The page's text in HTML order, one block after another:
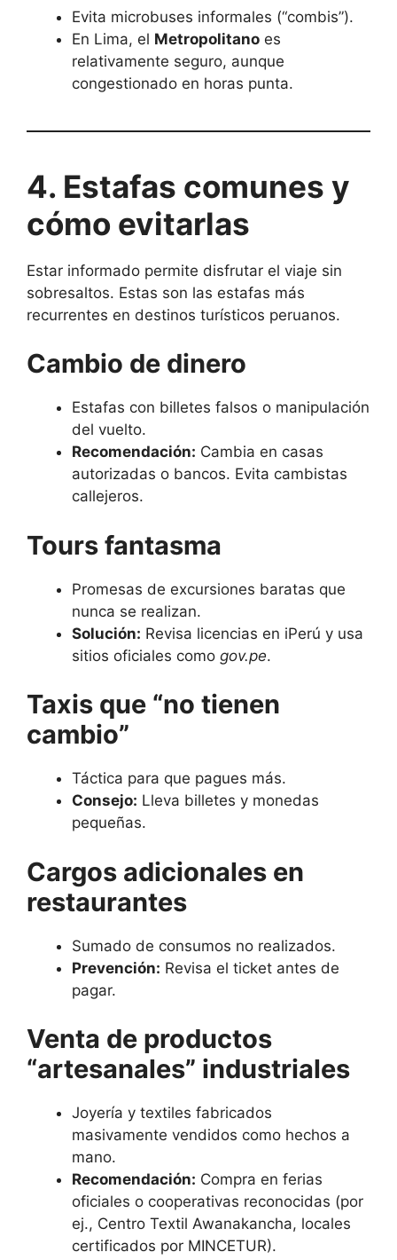
Evita microbuses informales (“combis”).
En Lima, el Metropolitano es
relativamente seguro, aunque
congestionado en horas punta.
4. Estafas comunes y
cómo evitarlas
Estar informado permite disfrutar el viaje sin
sobresaltos. Estas son las estafas más
recurrentes en destinos turísticos peruanos.
Cambio de dinero
Estafas con billetes falsos o manipulación
del vuelto.
Recomendación: Cambia en casas
autorizadas o bancos. Evita cambistas
callejeros.
Tours fantasma
Promesas de excursiones baratas que
nunca se realizan.
Solución: Revisa licencias en iPerú y usa
sitios oficiales como gov.pe.
Taxis que “no tienen
cambio”
Táctica para que pagues más.
Consejo: Lleva billetes y monedas
pequeñas.
Cargos adicionales en
restaurantes
Sumado de consumos no realizados.
Prevención: Revisa el ticket antes de
pagar.
Venta de productos
“artesanales” industriales
Joyería y textiles fabricados
masivamente vendidos como hechos a
mano.
Recomendación: Compra en ferias
oficiales o cooperativas reconocidas (por
ej., Centro Textil Awanakancha, locales
certificados por MINCETUR).